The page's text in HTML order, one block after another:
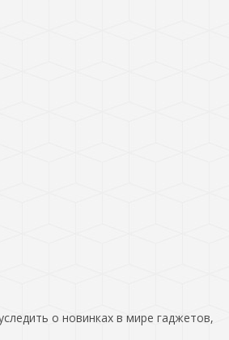
о новинках в мире гаджетов,